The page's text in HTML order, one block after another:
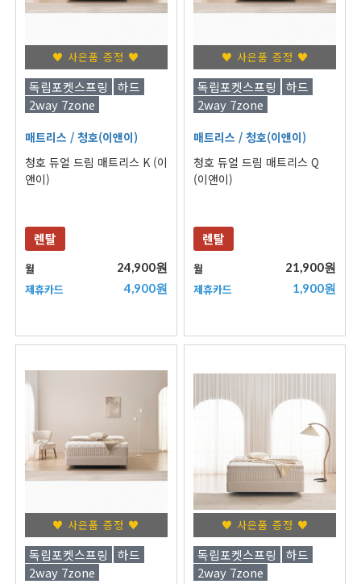
♥ 사은품 증정 ♥
독립포켓스프링
하드
2way 7zone
매트리스 / 청호(이앤이)
청호 듀얼 드림 매트리스 K (이
앤이)
렌탈
월 24,900원
제휴카드 4,900원
♥ 사은품 증정 ♥
독립포켓스프링
하드
2way 7zone
매트리스 / 청호(이앤이)
청호 듀얼 드림 매트리스 Q
(이앤이)
렌탈
월 21,900원
제휴카드 1,900원
♥ 사은품 증정 ♥
독립포켓스프링
하드
2way 7zone
♥ 사은품 증정 ♥
독립포켓스프링
하드
2way 7zone